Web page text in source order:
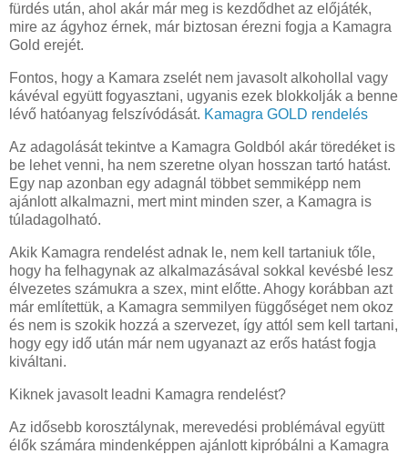
fürdés után, ahol akár már meg is kezdődhet az előjáték,
mire az ágyhoz érnek, már biztosan érezni fogja a Kamagra
Gold erejét.
Fontos, hogy a Kamara zselét nem javasolt alkohollal vagy
kávéval együtt fogyasztani, ugyanis ezek blokkolják a benne
lévő hatóanyag felszívódását. Kamagra GOLD rendelés
Az adagolását tekintve a Kamagra Goldból akár töredéket is
be lehet venni, ha nem szeretne olyan hosszan tartó hatást.
Egy nap azonban egy adagnál többet semmiképp nem
ajánlott alkalmazni, mert mint minden szer, a Kamagra is
túladagolható.
Akik Kamagra rendelést adnak le, nem kell tartaniuk tőle,
hogy ha felhagynak az alkalmazásával sokkal kevésbé lesz
élvezetes számukra a szex, mint előtte. Ahogy korábban azt
már említettük, a Kamagra semmilyen függőséget nem okoz
és nem is szokik hozzá a szervezet, így attól sem kell tartani,
hogy egy idő után már nem ugyanazt az erős hatást fogja
kiváltani.
Kiknek javasolt leadni Kamagra rendelést?
Az idősebb korosztálynak, merevedési problémával együtt
élők számára mindenképpen ajánlott kipróbálni a Kamagra